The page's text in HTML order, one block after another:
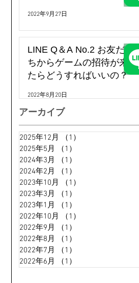
2022年9月27日
LINE Q＆A No.2 お友だ
ちからゲームの招待が来
たらどうすればいいの？
2022年8月20日
アーカイブ
2025年12月 （1）
2025年5月
（1）
2024年3月
（1）
2024年2月
（1）
2023年10月
（1）
2023年3月
（1）
2023年1月
（1）
2022年10月
（1）
2022年9月
（1）
2022年8月
（1）
2022年7月
（1）
2022年6月
（1）